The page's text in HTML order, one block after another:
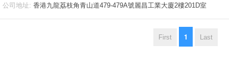
公司地址: 香港九龍荔枝角青山道479-479A號麗昌工業大廈2樓201D室
First 1 Last